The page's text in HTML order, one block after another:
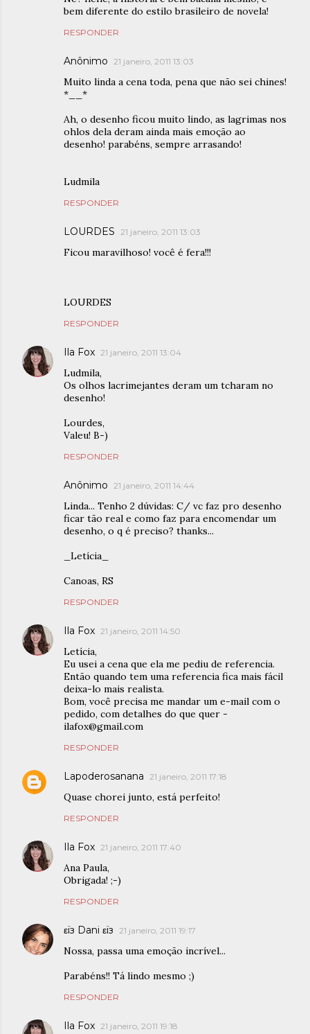
bem diferente do estilo brasileiro de novela!
RESPONDER
Anônimo 21 janeiro, 2011 13:03
Muito linda a cena toda, pena que não sei chines!
*__*
Ah, o desenho ficou muito lindo, as lagrimas nos
ohlos dela deram ainda mais emoção ao
desenho! parabéns, sempre arrasando!
Ludmila
RESPONDER
LOURDES 21 janeiro, 2011 13:03
Ficou maravilhoso! você é fera!!!
LOURDES
RESPONDER
Ila Fox 21 janeiro, 2011 13:04
Ludmila,
Os olhos lacrimejantes deram um tcharam no
desenho!
Lourdes,
Valeu! B-)
RESPONDER
Anônimo 21 janeiro, 2011 14:44
Linda... Tenho 2 dúvidas: C/ vc faz pro desenho
ficar tão real e como faz para encomendar um
desenho, o q é preciso? thanks...
_Letícia_
Canoas, RS
RESPONDER
Ila Fox 21 janeiro, 2011 14:50
Letícia,
Eu usei a cena que ela me pediu de referencia.
Então quando tem uma referencia fica mais fácil
deixa-lo mais realista.
Bom, você precisa me mandar um e-mail com o
pedido, com detalhes do que quer -
ilafox@gmail.com
RESPONDER
Lapoderosanana 21 janeiro, 2011 17:18
Quase chorei junto, está perfeito!
RESPONDER
Ila Fox 21 janeiro, 2011 17:40
Ana Paula,
Obrigada! ;-)
RESPONDER
εïз Dani εïз 21 janeiro, 2011 19:17
Nossa, passa uma emoção incrível...
Parabéns!! Tá lindo mesmo ;)
RESPONDER
Ila Fox 21 janeiro, 2011 19:18